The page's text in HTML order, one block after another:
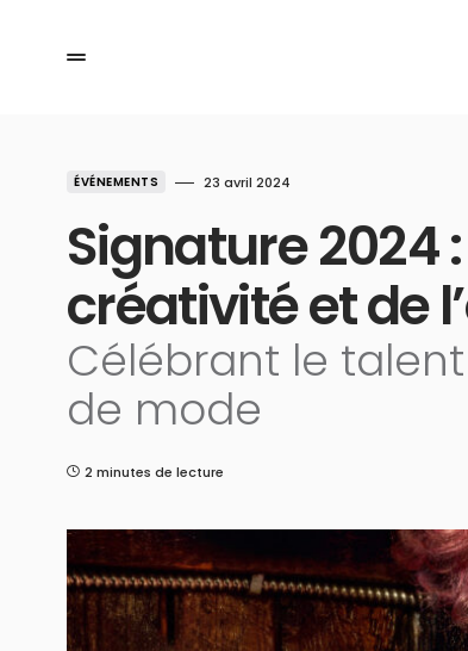
ÉVÉNEMENTS 23 avril 2024
Signature 2024
créativité et de
Célébrant le
de mode
2 minutes de lecture